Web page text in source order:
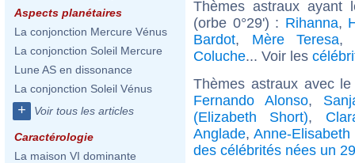
Aspects planétaires
La conjonction Mercure Vénus
La conjonction Soleil Mercure
Lune AS en dissonance
La conjonction Soleil Vénus
+ Voir tous les articles
Caractérologie
La maison VI dominante
Thèmes astraux ayant
(orbe 0°29') : Rihanna,
Bardot, Mère Teresa,
Coluche... Voir les
Thèmes astraux avec
Fernando Alonso,
(Elizabeth Short),
Anglade, Anne-Elisabeth
des célébrités nées un